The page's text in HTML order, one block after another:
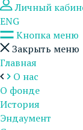
Личный
ENG
Кнопка меню
Закрыть меню
Главная
О нас
О фонде
История
Эндаумент